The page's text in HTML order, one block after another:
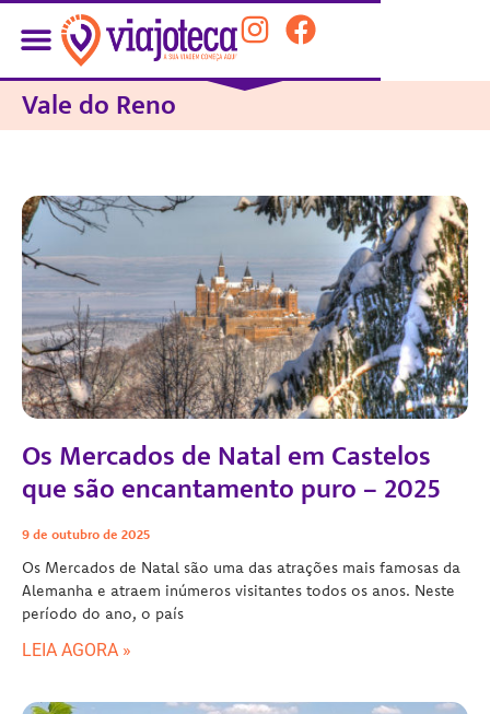
Vale do Reno
Os Mercados de Natal em Castelos
que são encantamento puro – 2025
9 de outubro de 2025
Os Mercados de Natal são uma das atrações mais famosas da
Alemanha e atraem inúmeros visitantes todos os anos. Neste
período do ano, o país
LEIA AGORA »